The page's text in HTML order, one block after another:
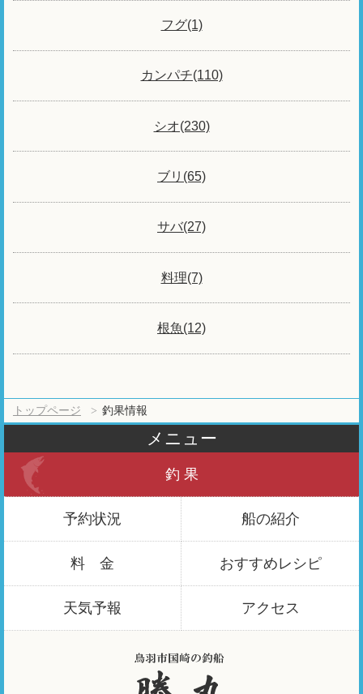
フグ(1)
カンパチ(110)
シオ(230)
ブリ(65)
サバ(27)
料理(7)
根魚(12)
トップページ 釣果情報
メニュー
釣 果
予約状況 船の紹介
料 金 おすすめレシピ
天気予報 アクセス